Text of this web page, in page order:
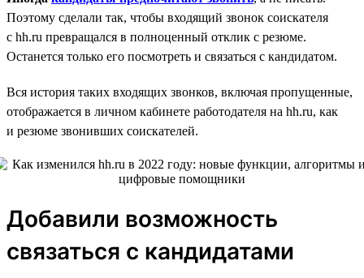
Поэтому сделали так, чтобы входящий звонок соискателя
с hh.ru превращался в полноценный отклик с резюме.
Останется только его посмотреть и связаться с кандидатом.
Вся история таких входящих звонков, включая пропущенные,
отображается в личном кабинете работодателя на hh.ru, как
и резюме звонивших соискателей.
Добавили возможность
связаться с кандидатами